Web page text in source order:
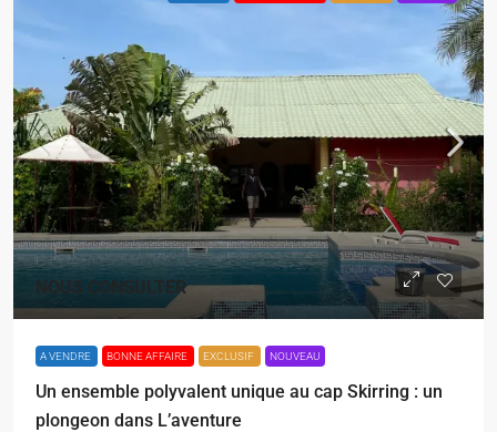
NOUS CONSULTER
A VENDRE BONNE AFFAIRE EXCLUSIF NOUVEAU
Un ensemble polyvalent unique au cap Skirring : un
plongeon dans L’aventure